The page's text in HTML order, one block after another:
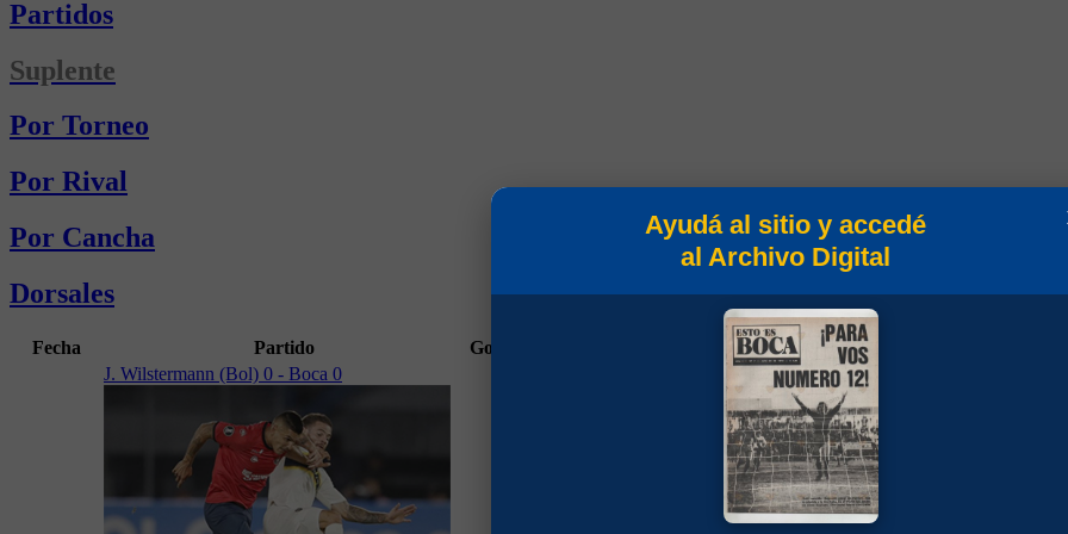
Partidos
Suplente
Por Torneo
Por Rival
Por Cancha
Dorsales
Fecha Partido Goles
J. Wilstermann (Bol) 0 - Boca 0
Ayudá al sitio y accedé
al Archivo Digital